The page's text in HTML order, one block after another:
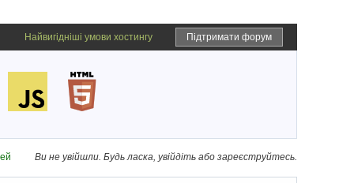
Підтримати форум
Найвигідніші умови хостингу
Ви не увійшли. Будь ласка, увійдіть або зареєструйтесь.